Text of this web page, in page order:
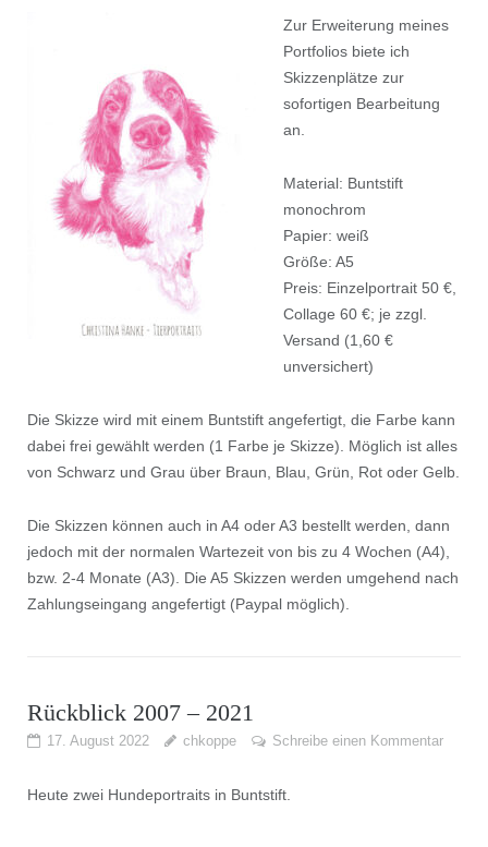
Zur Erweiterung meines
Portfolios biete ich
Skizzenplätze zur
sofortigen Bearbeitung
an.
Material: Buntstift
monochrom
Papier: weiß
Größe: A5
Preis: Einzelportrait 50 €,
Collage 60 €; je zzgl.
Versand (1,60 €
unversichert)
Die Skizze wird mit einem Buntstift angefertigt, die Farbe kann
dabei frei gewählt werden (1 Farbe je Skizze). Möglich ist alles
von Schwarz und Grau über Braun, Blau, Grün, Rot oder Gelb.
Die Skizzen können auch in A4 oder A3 bestellt werden, dann
jedoch mit der normalen Wartezeit von bis zu 4 Wochen (A4),
bzw. 2-4 Monate (A3). Die A5 Skizzen werden umgehend nach
Zahlungseingang angefertigt (Paypal möglich).
Rückblick 2007 – 2021
17. August 2022 chkoppe Schreibe einen Kommentar
Heute zwei Hundeportraits in Buntstift.